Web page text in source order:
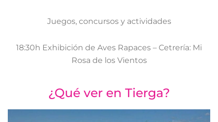
Juegos, concursos y actividades
18:30h Exhibición de Aves Rapaces – Cetrería: Mi
Rosa de los Vientos
¿Qué ver en Tierga?